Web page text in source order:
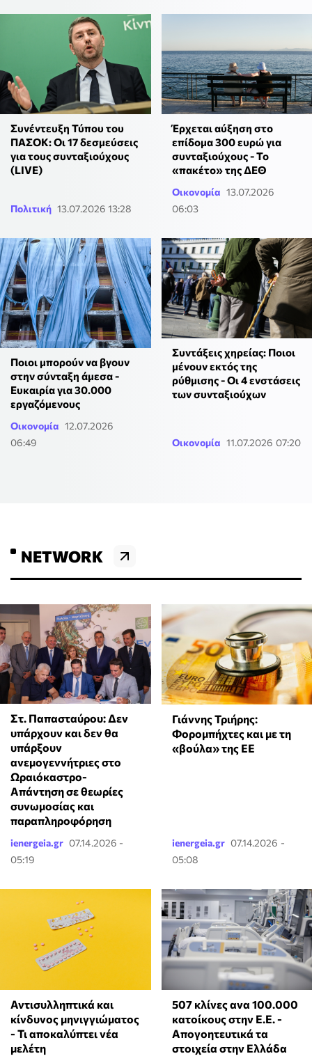
Συνέντευξη Τύπου του
ΠΑΣΟΚ: Οι 17 δεσμεύσεις
για τους συνταξιούχους
(LIVE)
Πολιτική 13.07.2026 13:28
Έρχεται αύξηση στο
επίδομα 300 ευρώ για
συνταξιούχους - Το
«πακέτο» της ΔΕΘ
Οικονομία 13.07.2026
06:03
Ποιοι μπορούν να βγουν
στην σύνταξη άμεσα -
Ευκαιρία για 30.000
εργαζόμενους
Οικονομία 12.07.2026
06:49
Συντάξεις χηρείας: Ποιοι
μένουν εκτός της
ρύθμισης - Οι 4 ενστάσεις
των συνταξιούχων
Οικονομία 11.07.2026 07:20
NETWORK
Στ. Παπασταύρου: Δεν
υπάρχουν και δεν θα
υπάρξουν
ανεμογεννήτριες στο
Ωραιόκαστρο-
Απάντηση σε θεωρίες
συνωμοσίας και
παραπληροφόρηση
ienergeia.gr 07.14.2026 -
05:19
Γιάννης Τριήρης:
Φορομπήχτες και με τη
«βούλα» της ΕΕ
ienergeia.gr 07.14.2026 -
05:08
Αντισυλληπτικά και
κίνδυνος μηνιγγιώματος
- Τι αποκαλύπτει νέα
μελέτη
507 κλίνες ανα 100.000
κατοίκους στην Ε.Ε. -
Απογοητευτικά τα
στοιχεία στην Ελλάδα